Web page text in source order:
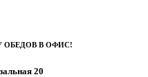
В ОФИС!
20